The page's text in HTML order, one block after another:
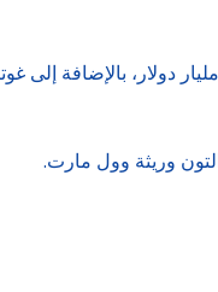
ومن بين الأسماء البارزة أيضًا، رجل الأعمال الهندي موكيش أمباني،
وريثة وول مارت.